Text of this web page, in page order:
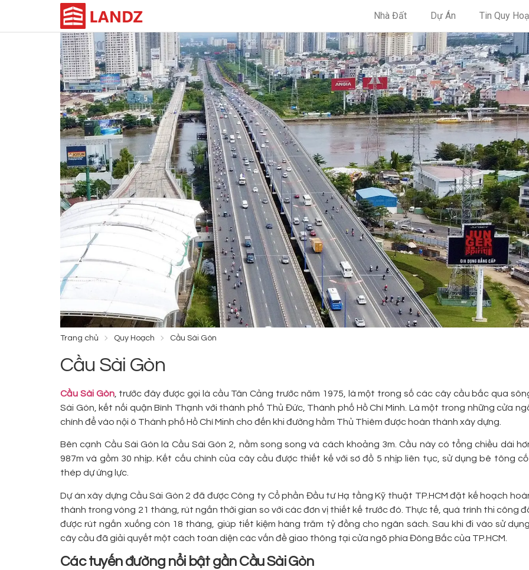
Nhà Đất Dự Án Tin Quy
Trang chủ Quy Hoạch Cầu Sài Gòn
Cầu Sài Gòn
Cầu Sài Gòn, trước đây được gọi là cầu Tân Cảng trước năm 1975, là một trong số các cây cầu bắc qua
Sài Gòn, kết nối quận Bình Thạnh với thành phố Thủ Đức, Thành phố Hồ Chí Minh. Là một trong những cửa
chính để vào nội ô Thành phố Hồ Chí Minh cho đến khi đường hầm Thủ Thiêm được hoàn thành xây dựng.
Bên cạnh Cầu Sài Gòn là Cầu Sài Gòn 2, nằm song song và cách khoảng 3m. Cầu này có tổng chiều dài
987m và gồm 30 nhịp. Kết cấu chính của cây cầu được thiết kế với sơ đồ 5 nhịp liên tục, sử dụng bê tông
thép dự ứng lực.
Dự án xây dựng Cầu Sài Gòn 2 đã được Công ty Cổ phần Đầu tư Hạ tầng Kỹ thuật TP.HCM đặt kế hoạch
thành trong vòng 21 tháng, rút ngắn thời gian so với các đơn vị thiết kế trước đó. Thực tế, quá trình thi công
được rút ngắn xuống còn 18 tháng, giúp tiết kiệm hàng trăm tỷ đồng cho ngân sách. Sau khi đi vào sử dụng,
cây cầu đã giải quyết một cách toàn diện các vấn đề giao thông tại cửa ngõ phía Đông Bắc của TP.HCM.
Các tuyến đường nổi bật gần Cầu Sài Gòn